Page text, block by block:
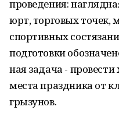
проведения:
юрт, торговых точек,
спортивных
подготовки
ная задача -
места праздника от
грызунов.